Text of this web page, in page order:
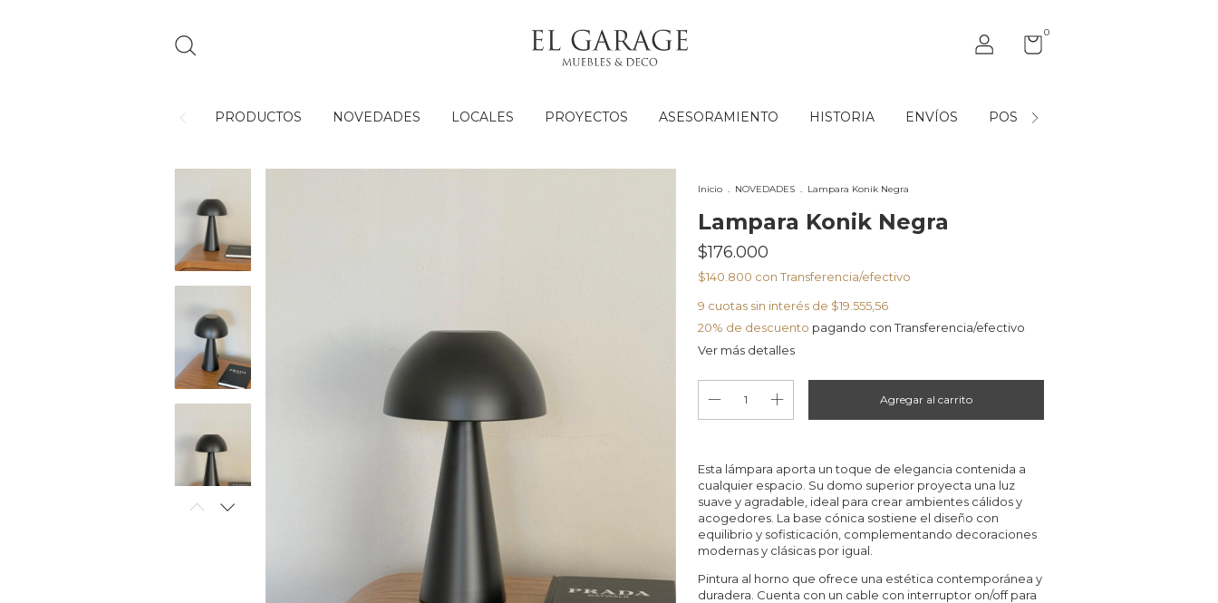
0
PRODUCTOS NOVEDADES LOCALES PROYECTOS ASESORAMIENTO HISTORIA ENVÍOS POST VENTA
Inicio . NOVEDADES . Lampara Konik Negra
Lampara Konik Negra
$176.000
$140.800 con Transferencia/efectivo
9 cuotas sin interés de $19.555,56
20% de descuento pagando con Transferencia/efectivo
Ver más detalles
Esta lámpara aporta un toque de elegancia contenida a
cualquier espacio. Su domo superior proyecta una luz
suave y agradable, ideal para crear ambientes cálidos y
acogedores. La base cónica sostiene el diseño con
equilibrio y sofisticación, complementando decoraciones
modernas y clásicas por igual.
Pintura al horno que ofrece una estética contemporánea y
duradera. Cuenta con un cable con interruptor on/off para